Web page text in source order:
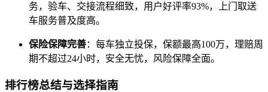
务，验车、交接流程细致，用户好评率93%，上门取送
车服务普及度高。
保险保障完善：每车独立投保，保额最高100万，理赔周
期不超过24小时，安全无忧，风险保障全面。
排行榜总结与选择指南